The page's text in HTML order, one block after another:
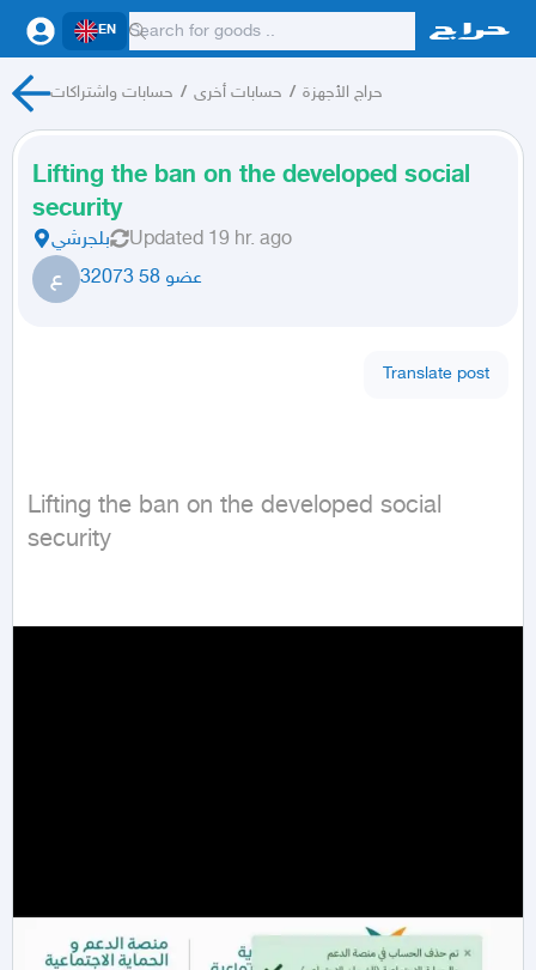
EN
حسابات واشتراكات / حسابات أخرى / حراج الأجهزة
Lifting the ban on the developed social
security
بلجرشي Updated 19 hr. ago
ع عضو 58 32073
Translate post
Lifting the ban on the developed social
security